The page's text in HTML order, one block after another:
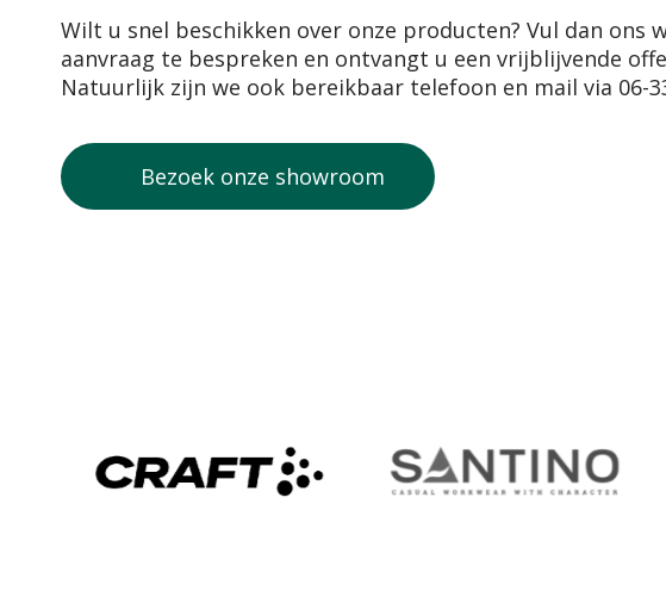
Wilt u snel beschikken over onze producten? Vul dan
aanvraag te bespreken en ontvangt u een vrijblijvende
Natuurlijk zijn we ook bereikbaar telefoon en mail via 06-
Bezoek onze showroom